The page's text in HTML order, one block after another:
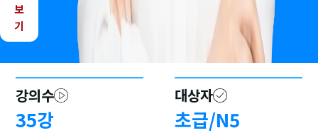
보
기
강의수
35강
대상자
초급/N5